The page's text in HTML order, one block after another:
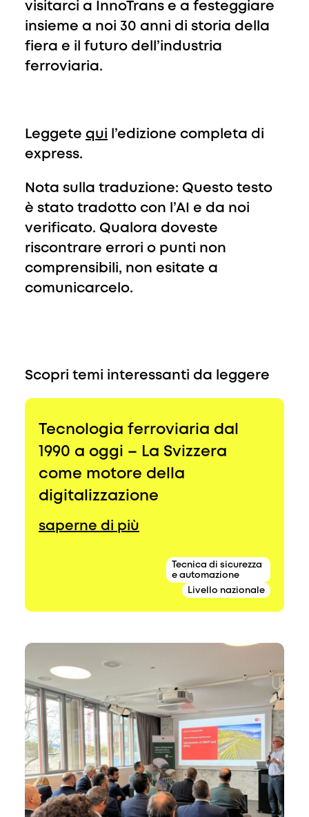
visitarci a InnoTrans e a festeggiare
insieme a noi 30 anni di storia della
fiera e il futuro dell’industria
ferroviaria.
Leggete qui l’edizione completa di
express.
Nota sulla traduzione: Questo testo
è stato tradotto con l’AI e da noi
verificato. Qualora doveste
riscontrare errori o punti non
comprensibili, non esitate a
comunicarcelo.
Scopri temi interessanti da leggere
Tecnologia ferroviaria dal
1990 a oggi – La Svizzera
come motore della
digitalizzazione
saperne di più
Tecnica di sicurezza
e automazione
Livello nazionale